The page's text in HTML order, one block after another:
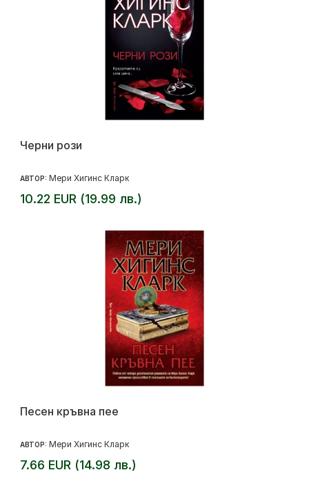
Черни рози
АВТОР: Мери Хигинс Кларк
10.22 EUR (19.99 лв.)
Песен кръвна пее
АВТОР: Мери Хигинс Кларк
7.66 EUR (14.98 лв.)